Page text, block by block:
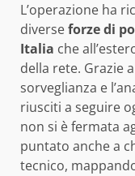
L’operazione ha
diverseforze di
Italia che
della rete. Grazie
sorveglianza e
riusciti a seguire
non si è fermata
puntato anche a
tecnico,